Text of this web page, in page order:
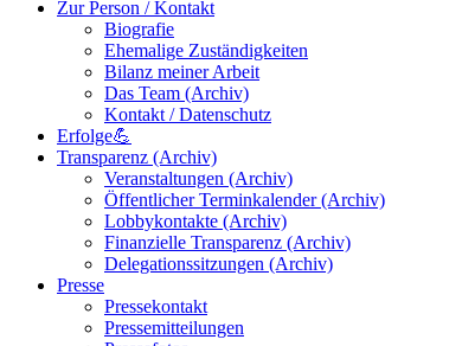
Zur Person / Kontakt
Biografie
Ehemalige Zuständigkeiten
Bilanz meiner Arbeit
Das Team (Archiv)
Kontakt / Datenschutz
Erfolge💪
Transparenz (Archiv)
Veranstaltungen (Archiv)
Öffentlicher Terminkalender (Archiv)
Lobbykontakte (Archiv)
Finanzielle Transparenz (Archiv)
Delegationssitzungen (Archiv)
Presse
Pressekontakt
Pressemitteilungen